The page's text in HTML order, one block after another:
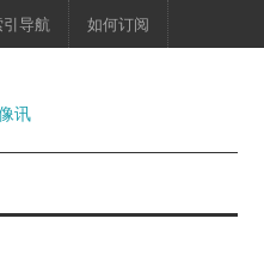
导航 如何订阅